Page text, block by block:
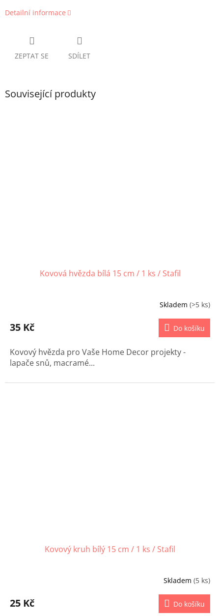
Detailní informace
ZEPTAT SE SDÍLET
Související produkty
Kovová hvězda bílá 15 cm / 1 ks / Stafil
Skladem (>5 ks)
35 Kč Do košíku
Kovový hvězda pro Vaše Home Decor projekty -
lapače snů, macramé...
Kovový kruh bílý 15 cm / 1 ks / Stafil
Skladem (5 ks)
25 Kč Do košíku